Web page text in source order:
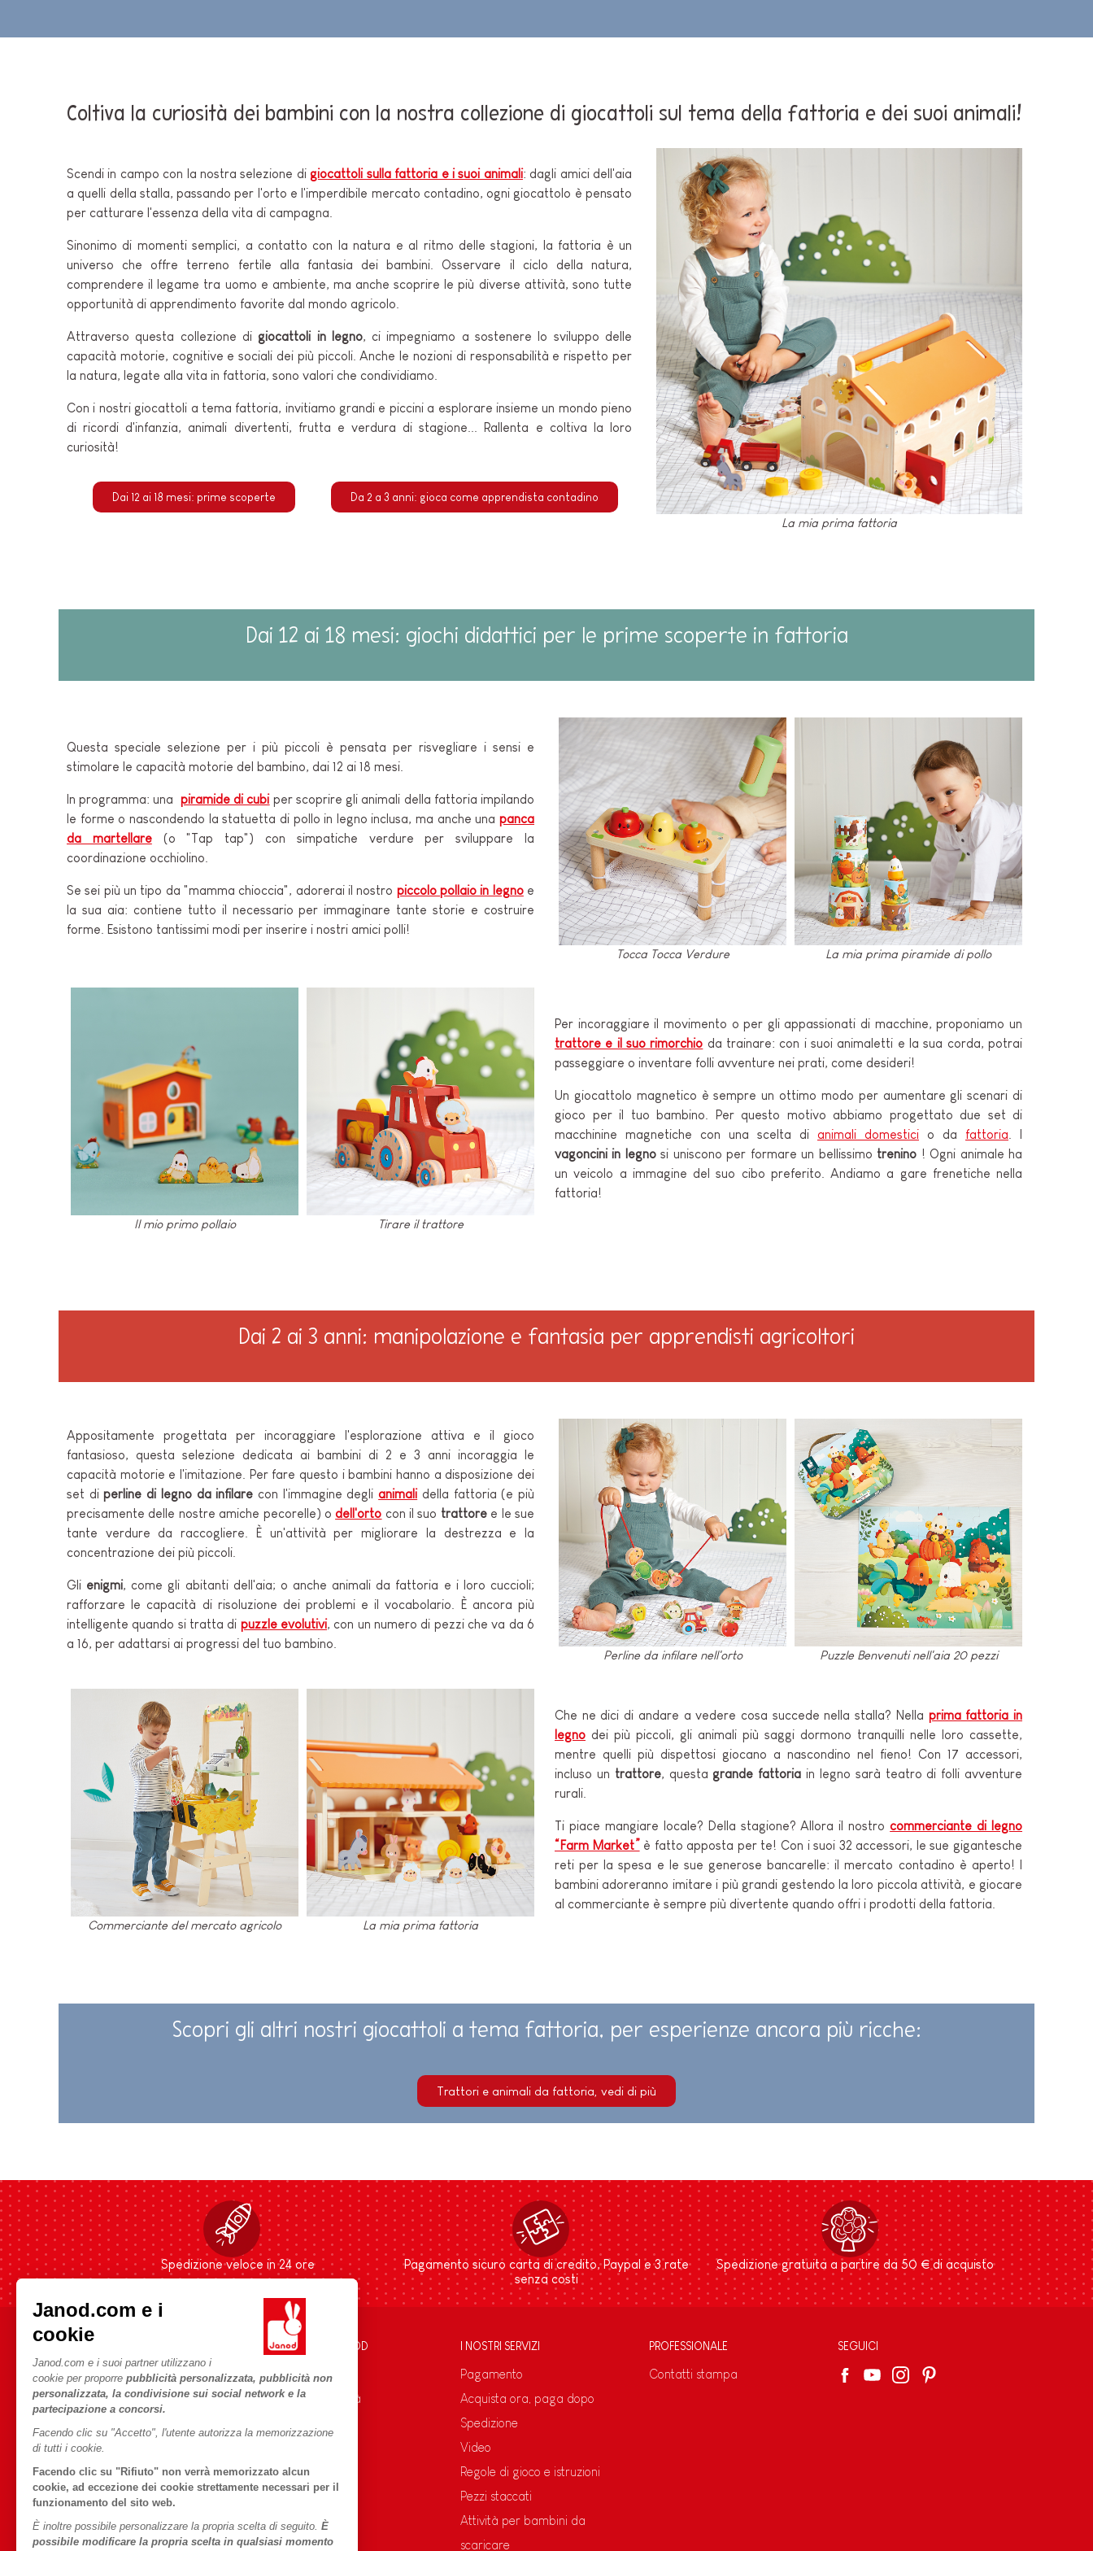
Janod.com e i
cookie
Janod.com e i suoi partner utilizzano i
cookie per proporre pubblicità personalizzata, pubblicità non
personalizzata, la condivisione sui social network e la
partecipazione a concorsi.
Facendo clic su "Accetto", l'utente autorizza la memorizzazione
di tutti i cookie.
Facendo clic su "Rifiuto" non verrà memorizzato alcun
cookie, ad eccezione dei cookie strettamente necessari per il
funzionamento del sito web.
È inoltre possibile personalizzare la propria scelta di seguito. È
possibile modificare la propria scelta in qualsiasi momento
MOTORI
ARIA APERTA
LAVAGNE, MOBILI E
OFFERTA
Coltiva la curiosità dei bambini con la nostra collezione di giocattoli sul tema della fattoria e dei suoi animali!
Scendi in campo con la nostra selezione di giocattoli sulla fattoria e i suoi animali: dagli amici dell'aia
a quelli della stalla, passando per l'orto e l'imperdibile mercato contadino, ogni giocattolo è pensato
per catturare l'essenza della vita di campagna.
Sinonimo di momenti semplici, a contatto con la natura e al ritmo delle stagioni, la fattoria è un
universo che offre terreno fertile alla fantasia dei bambini. Osservare il ciclo della natura,
comprendere il legame tra uomo e ambiente, ma anche scoprire le più diverse attività, sono tutte
opportunità di apprendimento favorite dal mondo agricolo.
Attraverso questa collezione di giocattoli in legno, ci impegniamo a sostenere lo sviluppo delle
capacità motorie, cognitive e sociali dei più piccoli. Anche le nozioni di responsabilità e rispetto per
la natura, legate alla vita in fattoria, sono valori che condividiamo.
Con i nostri giocattoli a tema fattoria, invitiamo grandi e piccini a esplorare insieme un mondo pieno
di ricordi d'infanzia, animali divertenti, frutta e verdura di stagione... Rallenta e coltiva la loro
curiosità!
Dai 12 ai 18 mesi: prime scoperte Da 2 a 3 anni: gioca come apprendista contadino
La mia prima fattoria
Dai 12 ai 18 mesi: giochi didattici per le prime scoperte in fattoria
Questa speciale selezione per i più piccoli è pensata per risvegliare i sensi e
stimolare le capacità motorie del bambino, dai 12 ai 18 mesi.
In programma: una piramide di cubiper scoprire gli animali della fattoria impilando
le forme o nascondendo la statuetta di pollo in legno inclusa, ma anche una panca
da martellare(o "Tap tap") con simpatiche verdure per sviluppare la
coordinazione occhiolino.
Se sei più un tipo da "mamma chioccia", adorerai il nostro piccolo pollaio in legnoe
la sua aia: contiene tutto il necessario per immaginare tante storie e costruire
forme. Esistono tantissimi modi per inserire i nostri amici polli!
Tocca Tocca Verdure
La mia prima piramide di pollo
Il mio primo pollaio Tirare il trattore
Per incoraggiare il movimento o per gli appassionati di macchine, proponiamo un
trattore e il suo rimorchio da trainare: con i suoi animaletti e la sua corda, potrai
passeggiare o inventare folli avventure nei prati, come desideri!
Un giocattolo magnetico è sempre un ottimo modo per aumentare gli scenari di
gioco per il tuo bambino. Per questo motivo abbiamo progettato due set di
macchinine magnetiche con una scelta di animali domestici o da fattoria
vagoncini in legnosi uniscono per formare un bellissimo trenino ! Ogni animale ha
un veicolo a immagine del suo cibo preferito. Andiamo a gare frenetiche nella
fattoria!
Dai 2 ai 3 anni: manipolazione e fantasia per apprendisti agricoltori
Appositamente progettata per incoraggiare l'esplorazione attiva e il gioco
fantasioso, questa selezione dedicata ai bambini di 2 e 3 anni incoraggia le
capacità motorie e l'imitazione. Per fare questo i bambini hanno a disposizione dei
set diperline di legno da infilare con l'immagine deglianimali della fattoria (e più
precisamente delle nostre amiche pecorelle) odell'orto con il suo trattoree le sue
tante verdure da raccogliere. È un'attività per migliorare la destrezza e la
concentrazione dei più piccoli.
Gli enigmi, come gli abitanti dell'aia; o anche animali da fattoria e i loro cuccioli;
rafforzare le capacità di risoluzione dei problemi e il vocabolario. È ancora più
intelligente quando si tratta di puzzle evolutivi, con un numero di pezzi che va da 6
a 16, per adattarsi ai progressi del tuo bambino.
Perline da infilare nell'orto
Puzzle Benvenuti nell'aia 20 pezzi
Commerciante del mercato agricolo La mia prima fattoria
Che ne dici di andare a vedere cosa succede nella stalla? Nella prima fattoria in
legno dei più piccoli, gli animali più saggi dormono tranquilli nelle loro cassette,
mentre quelli più dispettosi giocano a nascondino nel fieno! Con 17 accessori,
incluso un trattore, questa grande fattoria in legno sarà teatro di folli avventure
rurali.
Ti piace mangiare locale? Della stagione? Allora il nostrocommerciante di legno
“Farm Market” è fatto apposta per te! Con i suoi 32 accessori, le sue gigantesche
reti per la spesa e le sue generose bancarelle: il mercato contadino è aperto! I
bambini adoreranno imitare i più grandi gestendo la loro piccola attività, e giocare
al commerciante è sempre più divertente quando offri i prodotti della fattoria.
Scopri gli altri nostri giocattoli a tema fattoria, per esperienze ancora più ricche:
Trattori e animali da fattoria, vedi di più
Spedizione veloce in 24 ore
Pagamento sicuro carta di credito, Paypal e 3 rate
senza costi
Spedizione gratuita a partire da 50 € di acquisto
Condizioni Generali Di Vendita
Domande Frequenti
Negozi
Richiamo prodotti
Termini delle offerte
Dati personali
Cookies
L'UNIVERSO JANOD
Storia
Le nostre attività
I NOSTRI SERVIZI
Pagamento
Acquista ora, paga dopo
Spedizione
Video
Regole di gioco e istruzioni
Pezzi staccati
Attività per bambini da
scaricare
PROFESSIONALE
Contatti stampa
SEGUICI